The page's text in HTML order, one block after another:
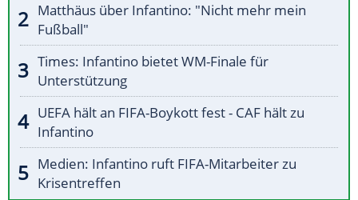
Matthäus über Infantino: "Nicht mehr mein
Fußball"
Times: Infantino bietet WM-Finale für
Unterstützung
UEFA hält an FIFA-Boykott fest - CAF hält zu
Infantino
Medien: Infantino ruft FIFA-Mitarbeiter zu
Krisentreffen